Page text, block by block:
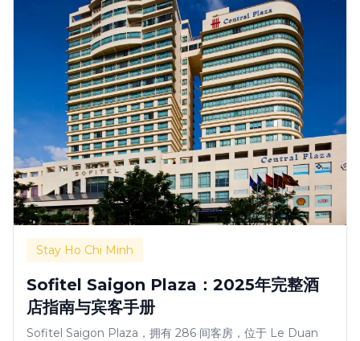
Stay Ho Chi Minh
Sofitel Saigon Plaza：2025年完整酒
店指南与宾客手册
Sofitel Saigon Plaza，拥有 286 间客房，位于 Le Duan